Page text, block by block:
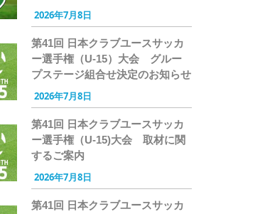
2026年7月8日
第41回 日本クラブユースサッカ
ー選手権（U-15）大会 グルー
プステージ組合せ決定のお知らせ
2026年7月8日
第41回 日本クラブユースサッカ
ー選手権（U-15)大会 取材に関
するご案内
2026年7月8日
第41回 日本クラブユースサッカ